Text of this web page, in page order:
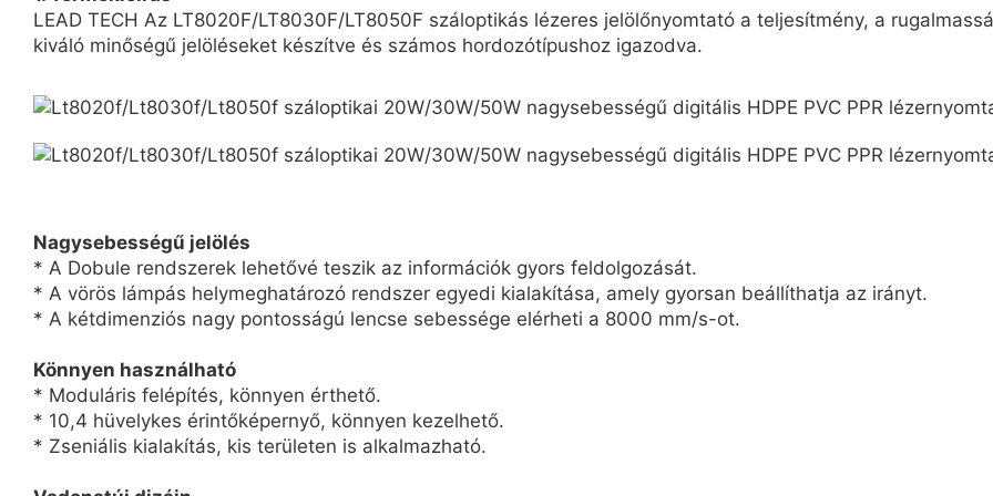
LEAD TECH Az LT8020F/LT8030F/LT8050F száloptikás lézeres jelölőnyomtató a teljesítmény, a
kiváló minőségű jelöléseket készítve és számos hordozótípushoz igazodva.
Nagysebességű jelölés
* A Dobule rendszerek lehetővé teszik az információk gyors feldolgozását.
* A vörös lámpás helymeghatározó rendszer egyedi kialakítása, amely gyorsan beállíthatja az irányt.
* A kétdimenziós nagy pontosságú lencse sebessége elérheti a 8000 mm/s-ot.
Könnyen használható
* Moduláris felépítés, könnyen érthető.
* 10,4 hüvelykes érintőképernyő, könnyen kezelhető.
* Zseniális kialakítás, kis területen is alkalmazható.